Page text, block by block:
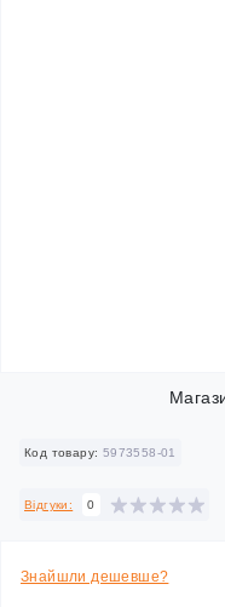
Код товару: 5973558-01
Відгуки: 0
Знайшли дешевше?